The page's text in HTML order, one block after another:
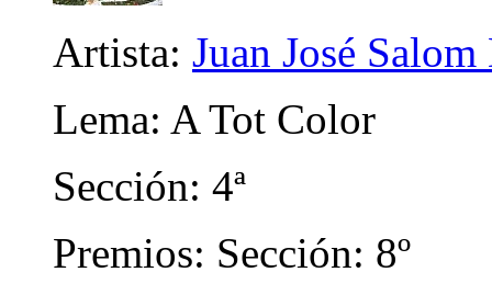
Artista: Juan José
Lema: A Tot Color
Sección: 4ª
Premios: Sección: 8º